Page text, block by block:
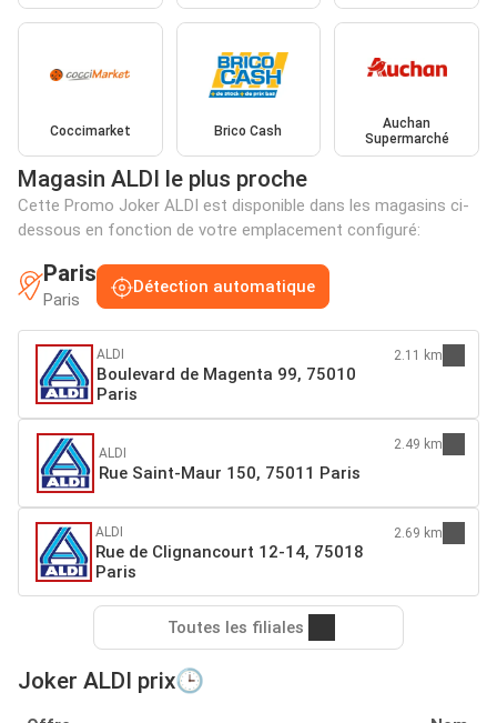
Coccimarket Brico Cash
Auchan
Supermarché
Magasin ALDI le plus proche
Cette Promo Joker ALDI est disponible dans les magasins ci-
dessous en fonction de votre emplacement configuré:
Paris
Paris
Détection automatique
ALDI
Boulevard de Magenta 99, 75010
Paris
2.11 km
ALDI
Rue Saint-Maur 150, 75011 Paris
2.49 km
ALDI
Rue de Clignancourt 12-14, 75018
Paris
2.69 km
Toutes les filiales
Joker ALDI prix🕒